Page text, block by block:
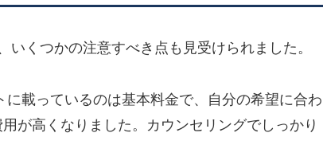
くつかの注意すべき点も見受けられました。
に載っているのは基本料金で、自分の希望に合わ
が高くなりました。カウンセリングでしっかり